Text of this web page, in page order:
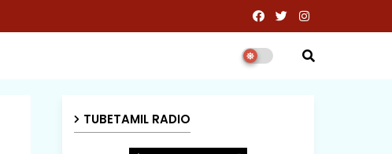
TUBETAMIL RADIO